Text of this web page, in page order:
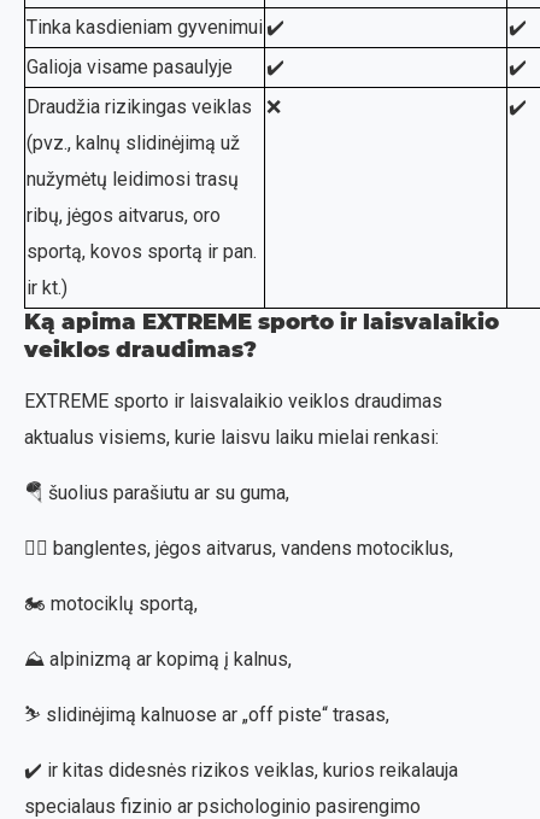
Tinka kasdieniam gyvenimui✔️
✔️
Galioja visame pasaulyje
✔️
✔️
Draudžia rizikingas veiklas
(pvz., kalnų slidinėjimą už
nužymėtų leidimosi trasų
ribų, jėgos aitvarus, oro
sportą, kovos sportą ir pan.
ir kt.)
❌ ✔️
Ką apima EXTREME sporto ir laisvalaikio
veiklos draudimas?
EXTREME sporto ir laisvalaikio veiklos draudimas
aktualus visiems, kurie laisvu laiku mielai renkasi:
🪂 šuolius parašiutu ar su guma,
🏄‍♂️ banglentes, jėgos aitvarus, vandens motociklus,
🏍️ motociklų sportą,
⛰️ alpinizmą ar kopimą į kalnus,
⛷️ slidinėjimą kalnuose ar „off piste“ trasas,
✔️ ir kitas didesnės rizikos veiklas, kurios reikalauja
specialaus fizinio ar psichologinio pasirengimo